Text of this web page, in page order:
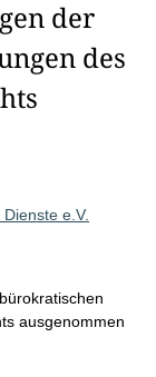
der
des
e.V.
ausgenommen